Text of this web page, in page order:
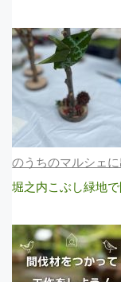
のうちのマルシェ
堀之内こぶし緑地